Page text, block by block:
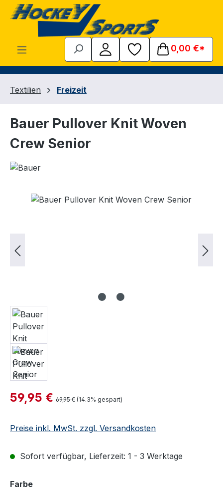
Zum Hauptinhalt springen
0,00 €*
Textilien Freizeit
Bauer Pullover Knit Woven
Crew Senior
Bildergalerie überspringen
Verkaufspreis:
59,95 € Regulärer Preis:
69,95 € (14.3% gespart)
Preise inkl. MwSt. zzgl. Versandkosten
Sofort verfügbar, Lieferzeit: 1 - 3 Werktage
Farbeauswählen